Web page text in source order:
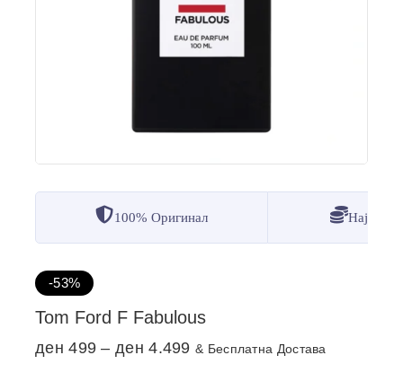
100% Оригинал
-53%
Tom Ford F Fabulous
ден 499 – ден 4.499 & Бесплатна Достава